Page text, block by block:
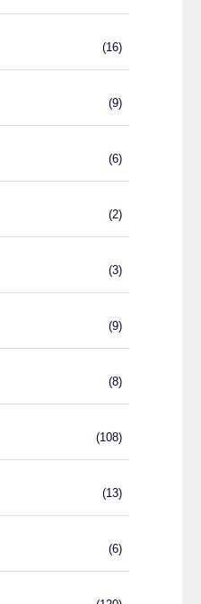
(16)
(9)
(6)
(2)
(3)
(9)
(8)
(108)
(13)
(6)